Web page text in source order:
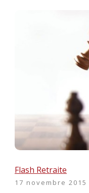
Flash Retraite
17 novembre 2015